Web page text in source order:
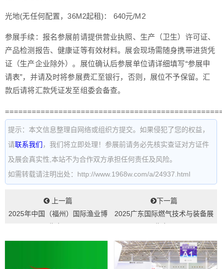
光地(无任何配置，36M2起租)： 640元/M2
参展手续：报名参展前请提供营业执照、生产（卫生）许可证、
产品检测报告、健康证等有效材料。展会现场需随身携带进货凭
证（生产企业除外）。展位确认后参展单位请详细填写“参展申
请表”，并请及时将参展费汇至银行，否则，展位不予保留。汇
款后请将汇款凭证发至组委会备查。
提示：本文信息整理自网络或组织方提交。如果侵犯了您的权益，
请联系我们 ，我们将立即处理！参展前请务必先核实查证对方证件
及展会真实性,本站不为合作双方承担任何责任及风险。
如需转载请注明出处：http://www.1968w.com/a/24937.html
上一篇
2025年中国（福州）国际渔业博
下一篇
2025广东国际燃气技术与装备展